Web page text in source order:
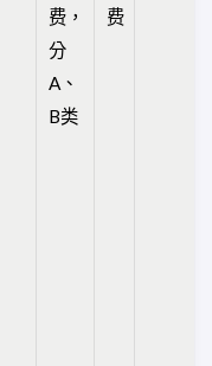
费，
分
A、
B类
费